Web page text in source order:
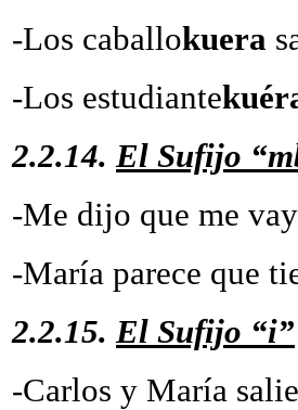
-Los caballokuera
-Los estudiante
2.2.14.El Sufijo
-Me dijo que me
-María parece que
2.2.15.El Sufijo “i”
-Carlos y María